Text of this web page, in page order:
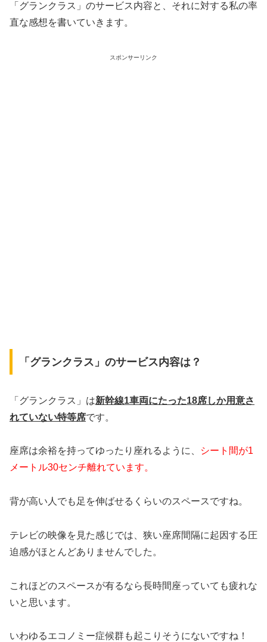
「グランクラス」のサービス内容と、それに対する私の率
直な感想を書いていきます。
スポンサーリンク
「グランクラス」のサービス内容は？
「グランクラス」は新幹線1車両にたった18席しか用意さ
れていない特等席です。
座席は余裕を持ってゆったり座れるように、
シート間が1
メートル30センチ離れています。
背が高い人でも足を伸ばせるくらいのスペースですね。
テレビの映像を見た感じでは、狭い座席間隔に起因する圧
迫感がほとんどありませんでした。
これほどのスペースが有るなら長時間座っていても疲れな
いと思います。
いわゆるエコノミー症候群も起こりそうにないですね！